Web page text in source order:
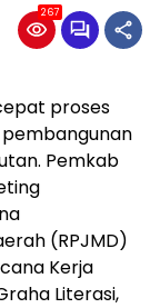
267
proses
Pemkab
(RPJMD)
Kerja
Literasi,